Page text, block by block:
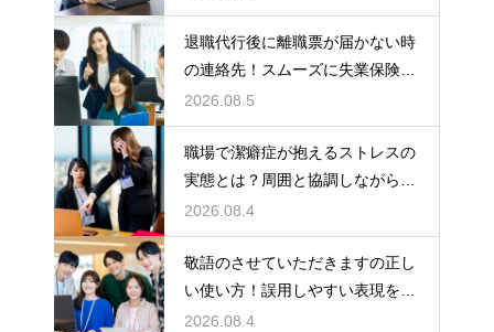
退職代行後に離職票が届かない時
の連絡先！スムーズに失業保険を
もらう術
2026.08.5
職場で潔癖症が抱えるストレスの
実態とは？周囲と協調しながら快
適に働く術
2026.08.4
敬語のさせていただきますの正し
い使い方！誤用しやすい表現を理
解する術
2026.08.4